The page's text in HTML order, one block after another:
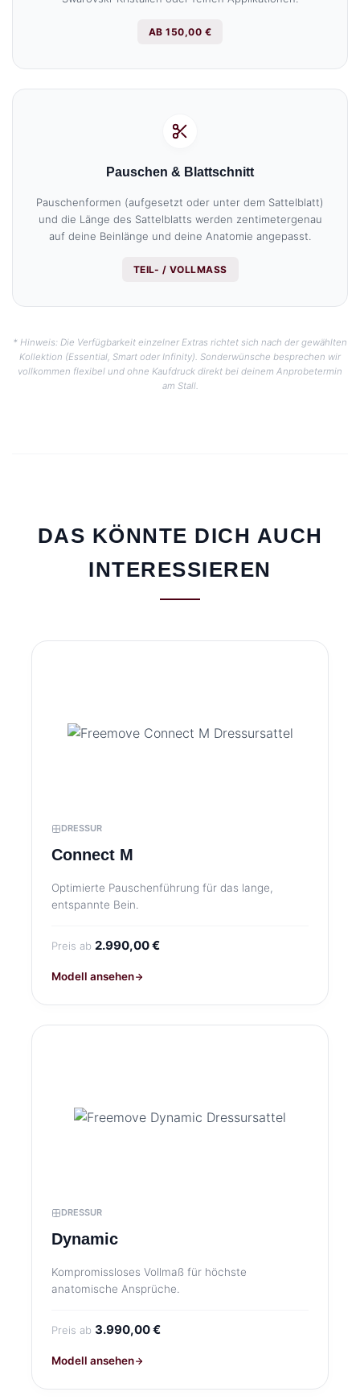
AB 150,00 €
Pauschen & Blattschnitt
Pauschenformen (aufgesetzt oder unter dem Sattelblatt)
und die Länge des Sattelblatts werden zentimetergenau
auf deine Beinlänge und deine Anatomie angepasst.
TEIL- / VOLLMASS
* Hinweis: Die Verfügbarkeit einzelner Extras richtet sich nach der gewählten
Kollektion (Essential, Smart oder Infinity). Sonderwünsche besprechen wir
vollkommen flexibel und ohne Kaufdruck direkt bei deinem Anprobetermin
am Stall.
DAS KÖNNTE DICH AUCH
INTERESSIEREN
DRESSUR
Connect M
Optimierte Pauschenführung für das lange,
entspannte Bein.
Preis ab 2.990,00 €
Modell ansehen
DRESSUR
Dynamic
Kompromissloses Vollmaß für höchste
anatomische Ansprüche.
Preis ab 3.990,00 €
Modell ansehen